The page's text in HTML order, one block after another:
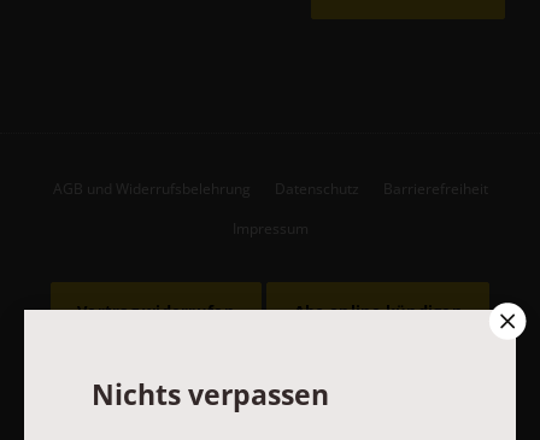
AGB und Widerrufsbelehrung Datenschutz Barrierefreiheit
Impressum
Vertrag widerrufen Abo online kündigen
Nichts verpassen